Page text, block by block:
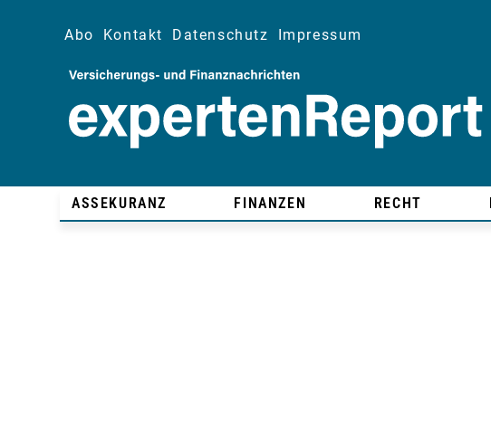
Abo Kontakt Datenschutz Impressum
ASSEKURANZ FINANZEN RECHT